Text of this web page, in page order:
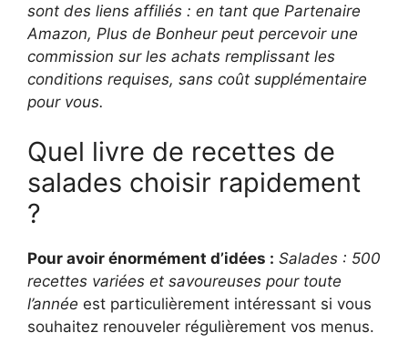
sont des liens affiliés : en tant que Partenaire
Amazon, Plus de Bonheur peut percevoir une
commission sur les achats remplissant les
conditions requises, sans coût supplémentaire
pour vous.
Quel livre de recettes de
salades choisir rapidement
?
Pour avoir énormément d’idées : Salades : 500
recettes variées et savoureuses pour toute
l’année est particulièrement intéressant si vous
souhaitez renouveler régulièrement vos menus.